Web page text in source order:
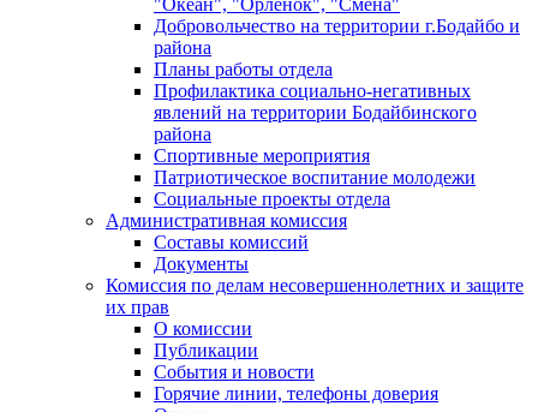
"Океан", "Орленок", "Смена"
Добровольчество на территории г.Бодайбо и
района
Планы работы отдела
Профилактика социально-негативных
явлений на территории Бодайбинского
района
Спортивные мероприятия
Патриотическое воспитание молодежи
Социальные проекты отдела
Административная комиссия
Составы комиссий
Документы
Комиссия по делам несовершеннолетних и защите
их прав
О комиссии
Публикации
События и новости
Горячие линии, телефоны доверия